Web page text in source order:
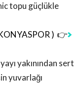
topu güçlükle
) 👉
yakınından sert
yuvarlağı